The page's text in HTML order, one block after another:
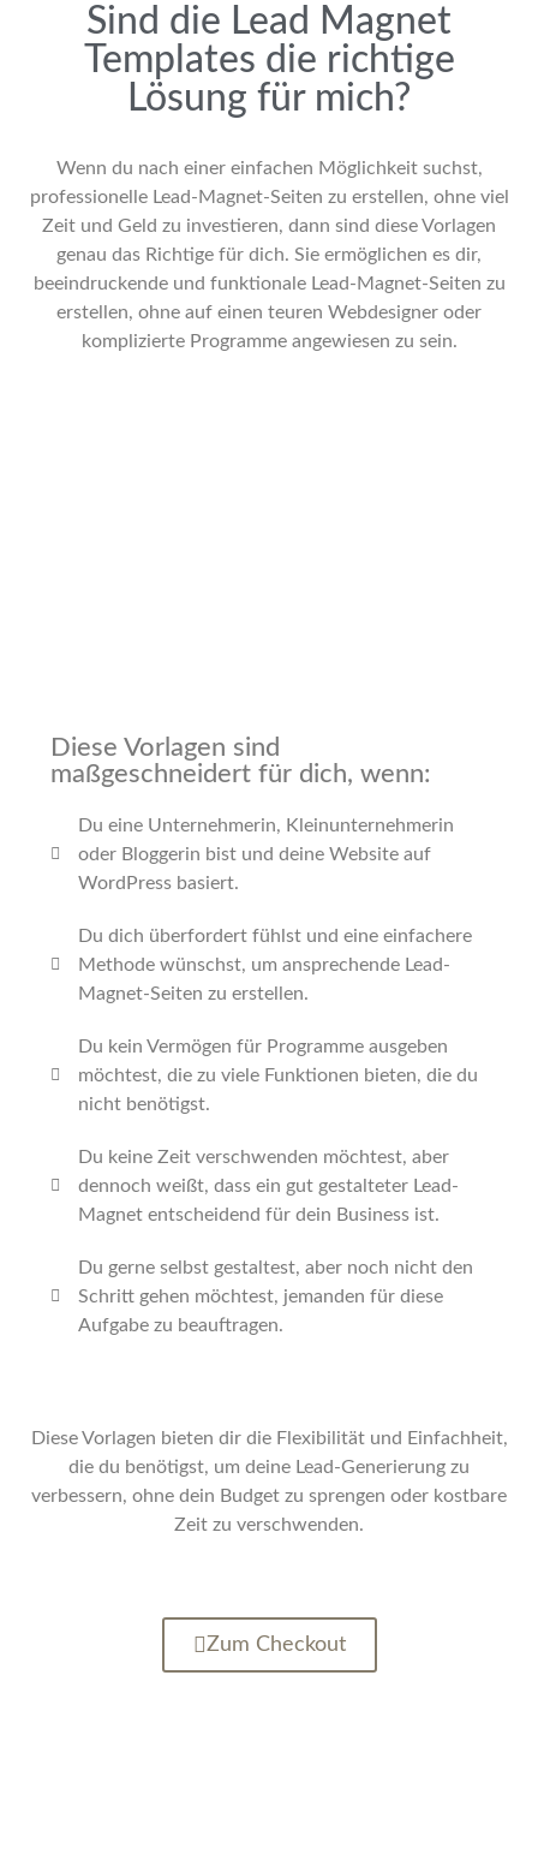
Sind die Lead Magnet
Templates die richtige
Lösung für mich?
Wenn du nach einer einfachen Möglichkeit suchst,
professionelle Lead-Magnet-Seiten zu erstellen, ohne viel
Zeit und Geld zu investieren, dann sind diese Vorlagen
genau das Richtige für dich. Sie ermöglichen es dir,
beeindruckende und funktionale Lead-Magnet-Seiten zu
erstellen, ohne auf einen teuren Webdesigner oder
komplizierte Programme angewiesen zu sein.
Diese Vorlagen sind
maßgeschneidert für dich, wenn:
Du eine Unternehmerin, Kleinunternehmerin
oder Bloggerin bist und deine Website auf
WordPress basiert.
Du dich überfordert fühlst und eine einfachere
Methode wünschst, um ansprechende Lead-
Magnet-Seiten zu erstellen.
Du kein Vermögen für Programme ausgeben
möchtest, die zu viele Funktionen bieten, die du
nicht benötigst.
Du keine Zeit verschwenden möchtest, aber
dennoch weißt, dass ein gut gestalteter Lead-
Magnet entscheidend für dein Business ist.
Du gerne selbst gestaltest, aber noch nicht den
Schritt gehen möchtest, jemanden für diese
Aufgabe zu beauftragen.
Diese Vorlagen bieten dir die Flexibilität und Einfachheit,
die du benötigst, um deine Lead-Generierung zu
verbessern, ohne dein Budget zu sprengen oder kostbare
Zeit zu verschwenden.
Zum Checkout